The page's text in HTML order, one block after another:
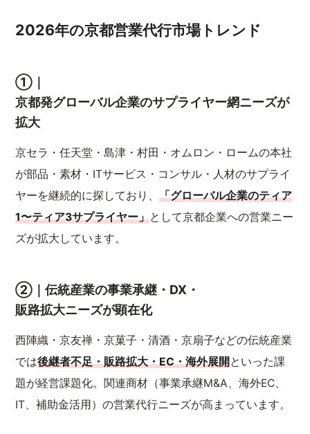
2026年の京都営業代行市場トレンド
①｜
京都発グローバル企業のサプライヤー網ニーズが
拡大
京セラ・任天堂・島津・村田・オムロン・ロームの本社
が部品・素材・ITサービス・コンサル・人材のサプライ
ヤーを継続的に探しており、「グローバル企業のティア
1〜ティア3サプライヤー」として京都企業への営業ニー
ズが拡大しています。
②｜伝統産業の事業承継・DX・
販路拡大ニーズが顕在化
西陣織・京友禅・京菓子・清酒・京扇子などの伝統産業
では後継者不足・販路拡大・EC・海外展開といった課
題が経営課題化。関連商材（事業承継M&A、海外EC、
IT、補助金活用）の営業代行ニーズが高まっています。